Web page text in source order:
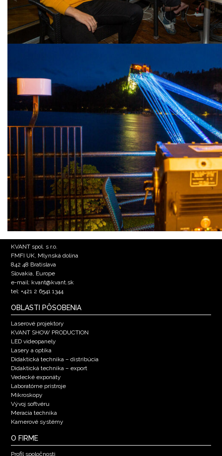
KVANT spol. s r.o.
FMFI UK, Mlynská dolina
842 48 Bratislava
Slovakia, Europe
e-mail: kvant@kvant.sk
tel: +421 2 6541 1344
OBLASTI PÔSOBENIA
Laserové projektory
KVANT SHOW PRODUCTION
LED videopanely
Lasery a optika
Didaktická technika – distribúcia
Didaktická technika – export
Vedecké exponáty
Laboratórne prístroje
Mikroskopy
Vývoj softvéru
Meracia technika
Kamerové systémy
O FIRME
Profil spoločnosti